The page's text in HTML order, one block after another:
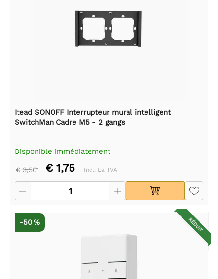
Itead SONOFF Interrupteur mural intelligent
SwitchMan Cadre M5 - 2 gangs
Disponible immédiatement
€ 3,50 € 1,75 Incl. La TVA
RÉDUIT
-50 %